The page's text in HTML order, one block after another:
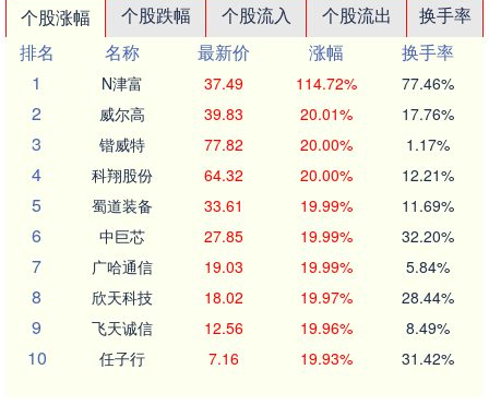
个股涨幅 个股跌幅 个股流入 个股流出
换手率
排名
名称 最新价 涨幅
换手率
1
N津富 37.49 114.72% 77.46%
2 威尔高 39.83 20.01% 17.76%
3 锴威特 77.82 20.00% 1.17%
4 科翔股份 64.32 20.00% 12.21%
5 蜀道装备 33.61 19.99% 11.69%
6 中巨芯 27.85 19.99% 32.20%
7 广哈通信 19.03 19.99% 5.84%
8 欣天科技 18.02 19.97% 28.44%
9 飞天诚信 12.56 19.96% 8.49%
10 任子行 7.16 19.93% 31.42%